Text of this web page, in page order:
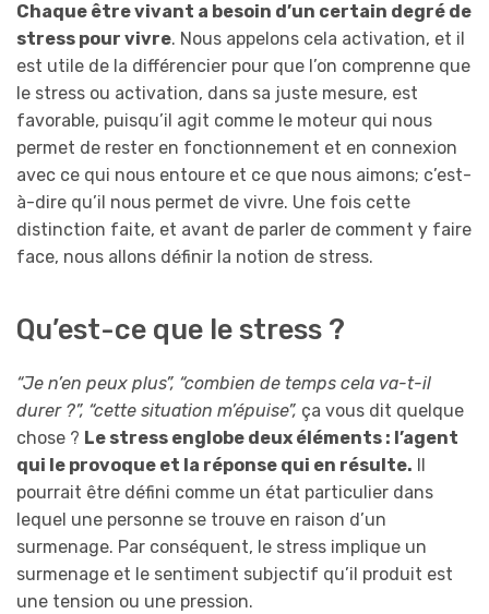
Chaque être vivant a besoin d’un certain degré de
stress pour vivre. Nous appelons cela activation, et il
est utile de la différencier pour que l’on comprenne que
le stress ou activation, dans sa juste mesure, est
favorable, puisqu’il agit comme le moteur qui nous
permet de rester en fonctionnement et en connexion
avec ce qui nous entoure et ce que nous aimons; c’est-
à-dire qu’il nous permet de vivre. Une fois cette
distinction faite, et avant de parler de comment y faire
face, nous allons définir la notion de stress.
Qu’est-ce que le stress ?
“Je n’en peux plus”, “combien de temps cela va-t-il
durer ?”, “cette situation m’épuise”, ça vous dit quelque
chose ? Le stress englobe deux éléments : l’agent
qui le provoque et la réponse qui en résulte. Il
pourrait être défini comme un état particulier dans
lequel une personne se trouve en raison d’un
surmenage. Par conséquent, le stress implique un
surmenage et le sentiment subjectif qu’il produit est
une tension ou une pression.